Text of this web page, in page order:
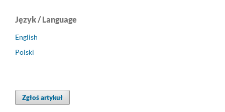
Język / Language
English
Polski
Zgłoś artykuł